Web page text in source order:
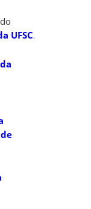
UFSC.